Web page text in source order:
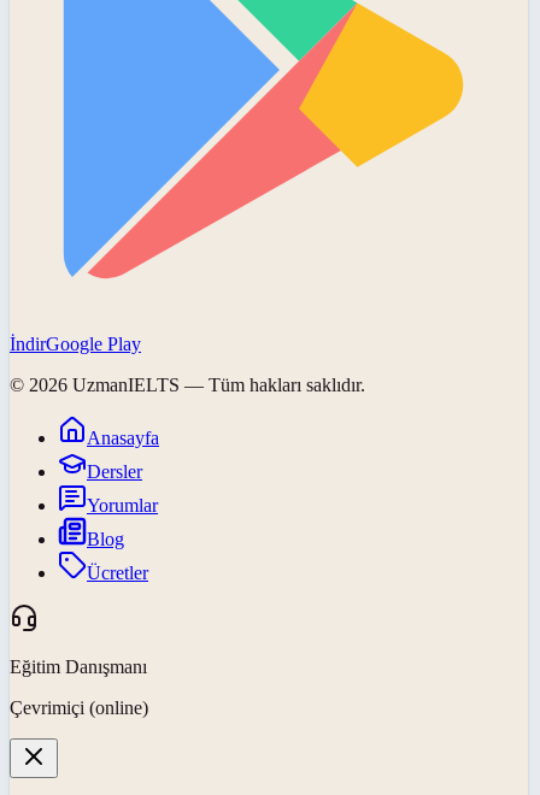
İndirGoogle Play
© 2026 UzmanIELTS — Tüm hakları saklıdır.
Anasayfa
Dersler
Yorumlar
Blog
Ücretler
Eğitim Danışmanı
Çevrimiçi (online)